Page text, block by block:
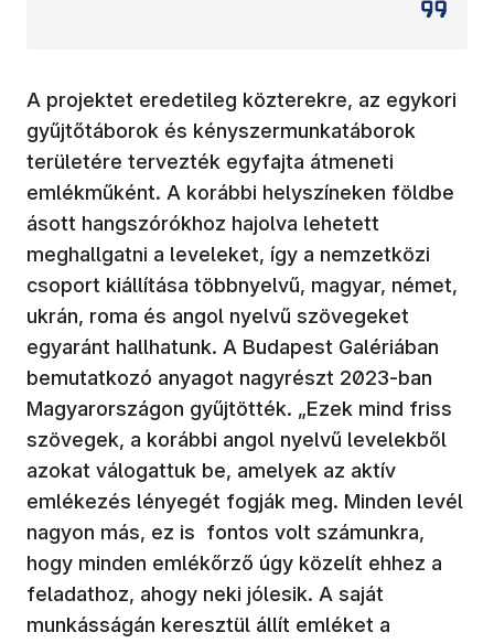
A projektet eredetileg közterekre, az egykori
gyűjtőtáborok és kényszermunkatáborok
területére tervezték egyfajta átmeneti
emlékműként. A korábbi helyszíneken földbe
ásott hangszórókhoz hajolva lehetett
meghallgatni a leveleket, így a nemzetközi
csoport kiállítása többnyelvű, magyar, német,
ukrán, roma és angol nyelvű szövegeket
egyaránt hallhatunk. A Budapest Galériában
bemutatkozó anyagot nagyrészt 2023-ban
Magyarországon gyűjtötték. „Ezek mind friss
szövegek, a korábbi angol nyelvű levelekből
azokat válogattuk be, amelyek az aktív
emlékezés lényegét fogják meg. Minden levél
nagyon más, ez is fontos volt számunkra,
hogy minden emlékőrző úgy közelít ehhez a
feladathoz, ahogy neki jólesik. A saját
munkásságán keresztül állít emléket a